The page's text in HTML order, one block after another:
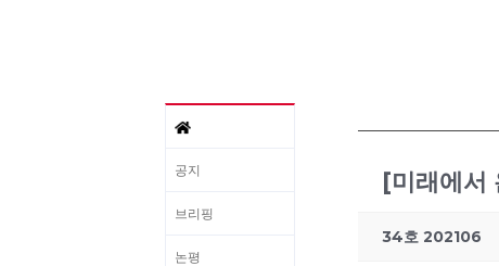
공지
브리핑
논평
[미래에서
34호 202106